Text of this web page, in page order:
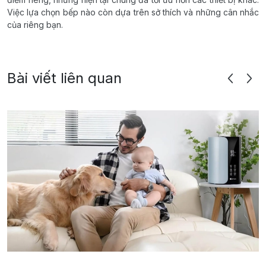
Việc lựa chọn bếp nào còn dựa trên sở thích và những cân nhắc
của riêng bạn.
Bài viết liên quan